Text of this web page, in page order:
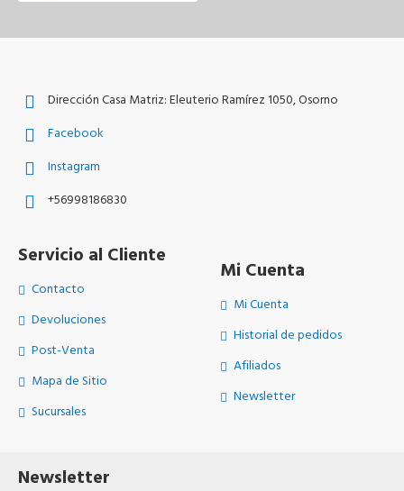
Dirección Casa Matriz: Eleuterio Ramírez 1050, Osorno
Facebook
Instagram
+56998186830
Servicio al Cliente
Contacto
Devoluciones
Post-Venta
Mapa de Sitio
Sucursales
Mi Cuenta
Mi Cuenta
Historial de pedidos
Afiliados
Newsletter
Newsletter